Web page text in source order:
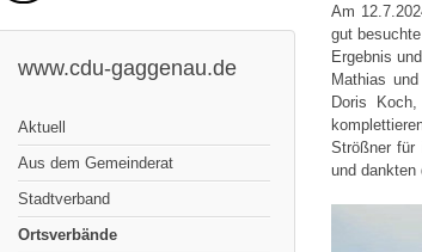
www.cdu-gaggenau.de
Aktuell
Aus dem Gemeinderat
Stadtverband
Ortsverbände
Am
gut
Ergebnis
Mathias
Doris
Strößner für
und dankten